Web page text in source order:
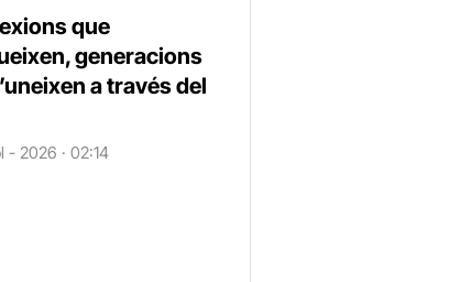
que
generacions
a través del
- 2026 · 02:14